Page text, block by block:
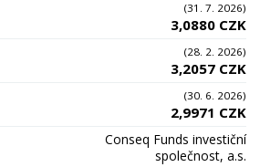
(31. 7. 2026)
3,0880 CZK
(28. 2. 2026)
3,2057 CZK
(30. 6. 2026)
2,9971 CZK
Conseq Funds investiční
společnost, a.s.